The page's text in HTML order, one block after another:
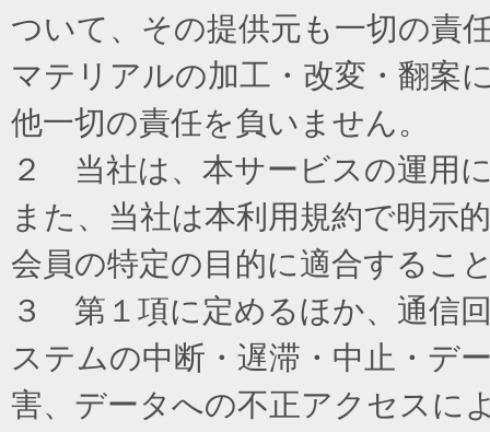
ついて、その提供元も一切の責
マテリアルの加工・改変・翻案
他一切の責任を負いません。
２ 当社は、本サービスの運用
また、当社は本利用規約で明示
会員の特定の目的に適合するこ
３ 第１項に定めるほか、通信
ステムの中断・遅滞・中止・デ
害、データへの不正アクセスに